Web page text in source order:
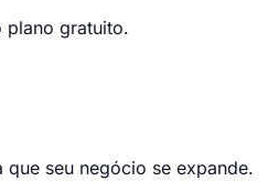
plano gratuito.
seu negócio se expande.